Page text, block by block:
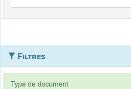
Filtres
Type de document